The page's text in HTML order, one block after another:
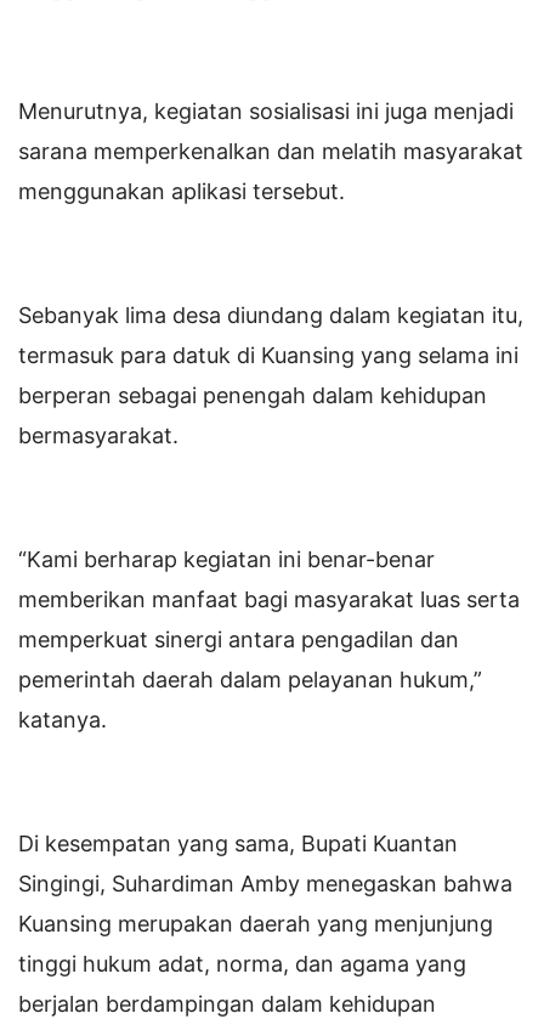
Menurutnya, kegiatan sosialisasi ini juga menjadi
sarana memperkenalkan dan melatih masyarakat
menggunakan aplikasi tersebut.
Sebanyak lima desa diundang dalam kegiatan itu,
termasuk para datuk di Kuansing yang selama ini
berperan sebagai penengah dalam kehidupan
bermasyarakat.
“Kami berharap kegiatan ini benar-benar
memberikan manfaat bagi masyarakat luas serta
memperkuat sinergi antara pengadilan dan
pemerintah daerah dalam pelayanan hukum,”
katanya.
Di kesempatan yang sama, Bupati Kuantan
Singingi, Suhardiman Amby menegaskan bahwa
Kuansing merupakan daerah yang menjunjung
tinggi hukum adat, norma, dan agama yang
berjalan berdampingan dalam kehidupan